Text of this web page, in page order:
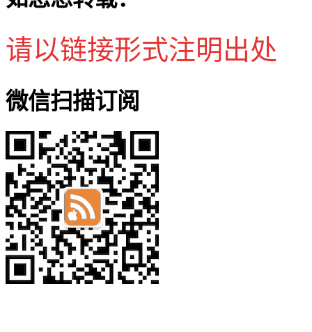
请以链接形式注明出处
微信扫描订阅